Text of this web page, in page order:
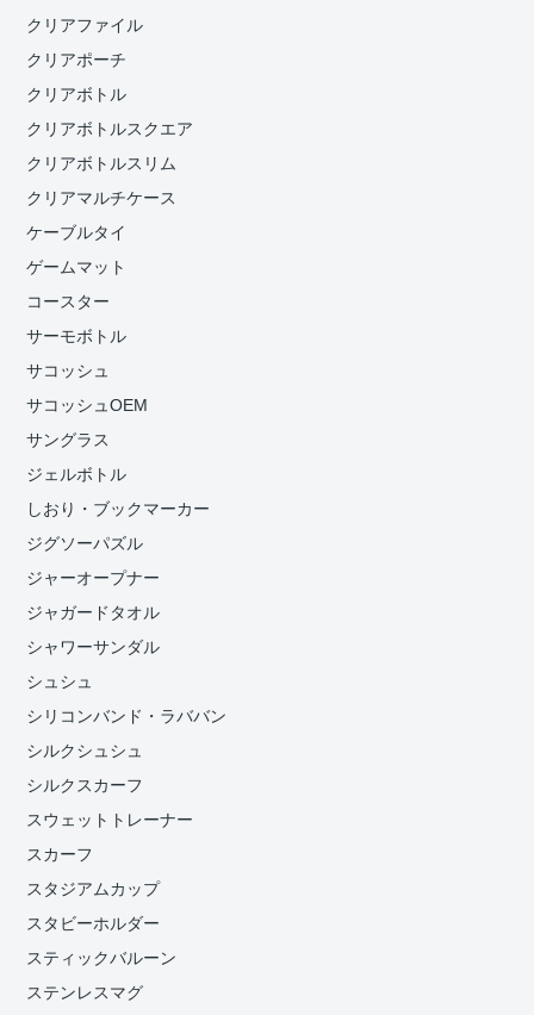
クリアファイル
クリアポーチ
クリアボトル
クリアボトルスクエア
クリアボトルスリム
クリアマルチケース
ケーブルタイ
ゲームマット
コースター
サーモボトル
サコッシュ
サコッシュOEM
サングラス
ジェルボトル
しおり・ブックマーカー
ジグソーパズル
ジャーオープナー
ジャガードタオル
シャワーサンダル
シュシュ
シリコンバンド・ラババン
シルクシュシュ
シルクスカーフ
スウェットトレーナー
スカーフ
スタジアムカップ
スタビーホルダー
スティックバルーン
ステンレスマグ